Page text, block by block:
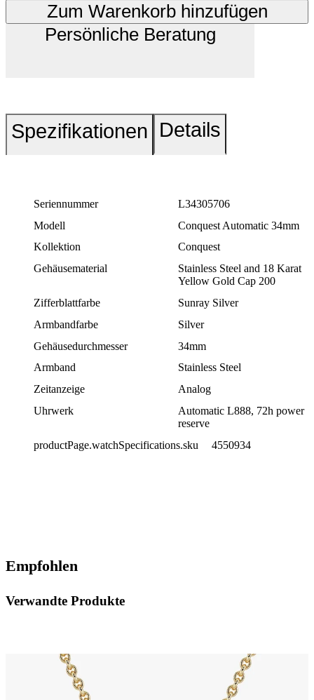
Zum Warenkorb hinzufügen
Persönliche Beratung
Spezifikationen Details
Seriennummer
L34305706
Modell
Conquest Automatic 34mm
Kollektion
Conquest
Gehäusematerial
Stainless Steel and 18 Karat
Yellow Gold Cap 200
Zifferblattfarbe
Sunray Silver
Armbandfarbe
Silver
Gehäusedurchmesser
34mm
Armband
Stainless Steel
Zeitanzeige
Analog
Uhrwerk
Automatic L888, 72h power
reserve
productPage.watchSpecifications.sku
4550934
Empfohlen
Verwandte Produkte